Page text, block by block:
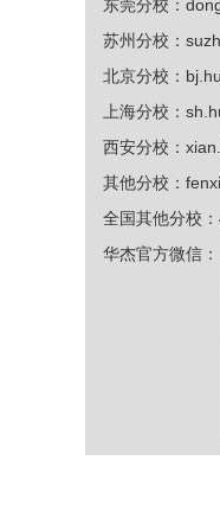
东莞分校：
苏州分校：
北京分校：
上海分校：
西安分校：
其他分校：
全国其他分校
华杰官方微信：